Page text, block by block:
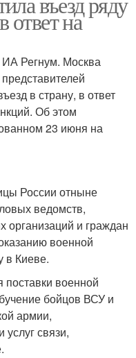
ответ на
Регнум. Москва
в страну, в ответ
Об этом
23 июня на
России отныне
ведомств,
организаций и граждан
военной
в Киеве.
военной
бойцов ВСУ и
армии,
связи,